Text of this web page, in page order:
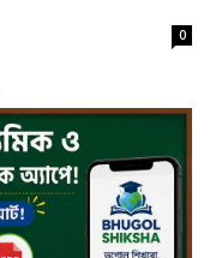
0